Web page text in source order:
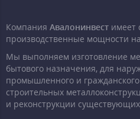
Компания Авалонинвест имеет
производственные мощности
Мы выполняем изготовление
бытового назначения, для
промышленного и
строительных
и реконструкции